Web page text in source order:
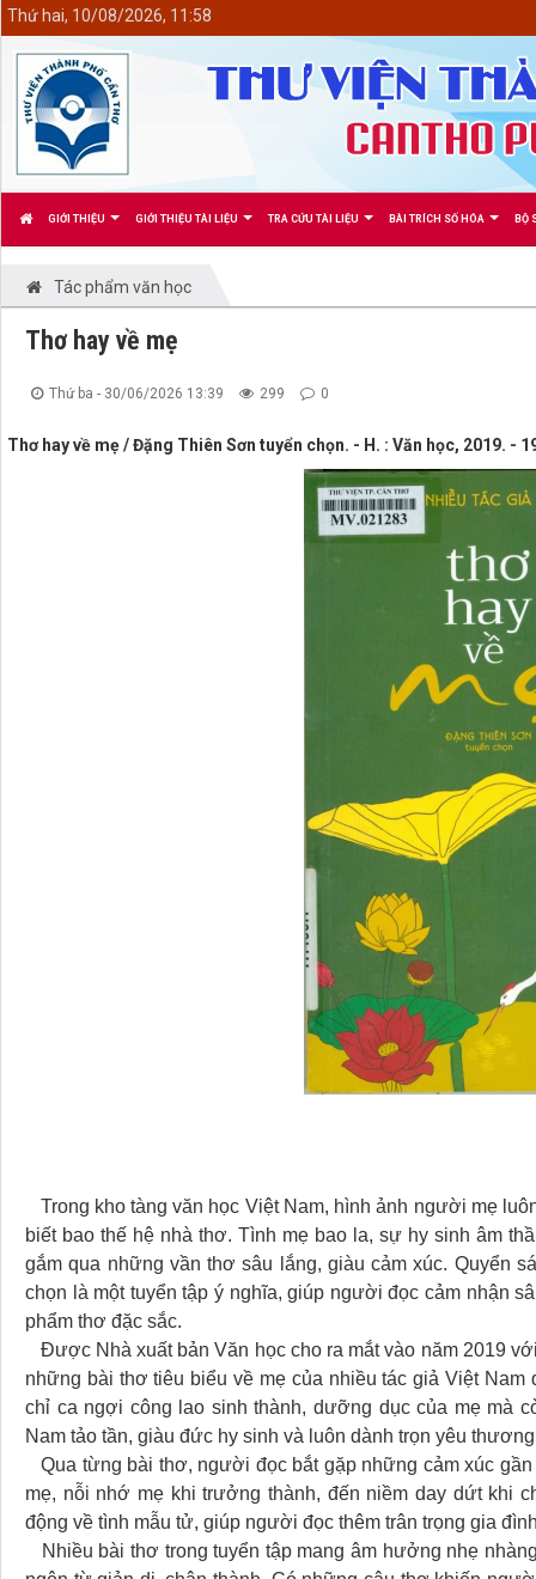
GIỚI THIỆU GIỚI THIỆU TÀI LIỆU TRA CỨU TÀI LIỆU BÀI TRÍCH SỐ HÓA BỘ
Thứ hai, 10/08/2026, 11:58
Tác phẩm văn học
Thơ hay về mẹ
Thứ ba - 30/06/2026 13:39 299 0
Thơ hay về mẹ / Đặng Thiên Sơn tuyển chọn. - H. : Văn học, 2019. -
Trong kho tàng văn học Việt Nam, hình ảnh người mẹ
biết bao thế hệ nhà thơ. Tình mẹ bao la, sự hy sinh âm
gắm qua những vần thơ sâu lắng, giàu cảm xúc. Quyển
chọn là một tuyển tập ý nghĩa, giúp người đọc cảm nhận
phẩm thơ đặc sắc.
Được Nhà xuất bản Văn học cho ra mắt vào năm 2019
những bài thơ tiêu biểu về mẹ của nhiều tác giả Việt
chỉ ca ngợi công lao sinh thành, dưỡng dục của mẹ mà
Nam tảo tần, giàu đức hy sinh và luôn dành trọn yêu
Qua từng bài thơ, người đọc bắt gặp những cảm xúc
mẹ, nỗi nhớ mẹ khi trưởng thành, đến niềm day dứt khi
động về tình mẫu tử, giúp người đọc thêm trân trọng gia
Nhiều bài thơ trong tuyển tập mang âm hưởng nhẹ
<